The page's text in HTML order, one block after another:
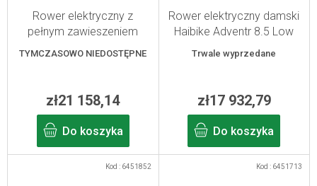
Rower elektryczny z
pełnym zawieszeniem
Haibike Alltrail 10.5 27,5"
TYMCZASOWO NIEDOSTĘPNE
zł21 158,14
Do koszyka
Rower elektryczny damski
Haibike Adventr 8.5 Low
copper/mystery M/45
Trwale wyprzedane
zł17 932,79
Do koszyka
Kod : 6451852 Kod : 6451713